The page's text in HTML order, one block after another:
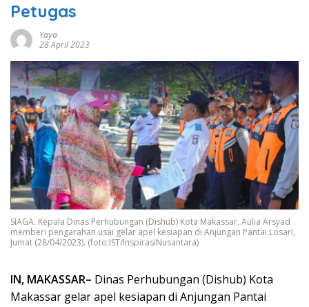
Petugas
Yaya
28 April 2023
SIAGA. Kepala Dinas Perhubungan (Dishub) Kota Makassar, Aulia Arsyad
memberi pengarahan usai gelar apel kesiapan di Anjungan Pantai Losari,
Jumat (28/04/2023). (foto:IST/InspirasiNusantara)
IN, MAKASSAR– Dinas Perhubungan (Dishub) Kota
Makassar gelar apel kesiapan di Anjungan Pantai